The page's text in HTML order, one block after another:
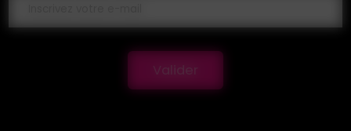
Valider